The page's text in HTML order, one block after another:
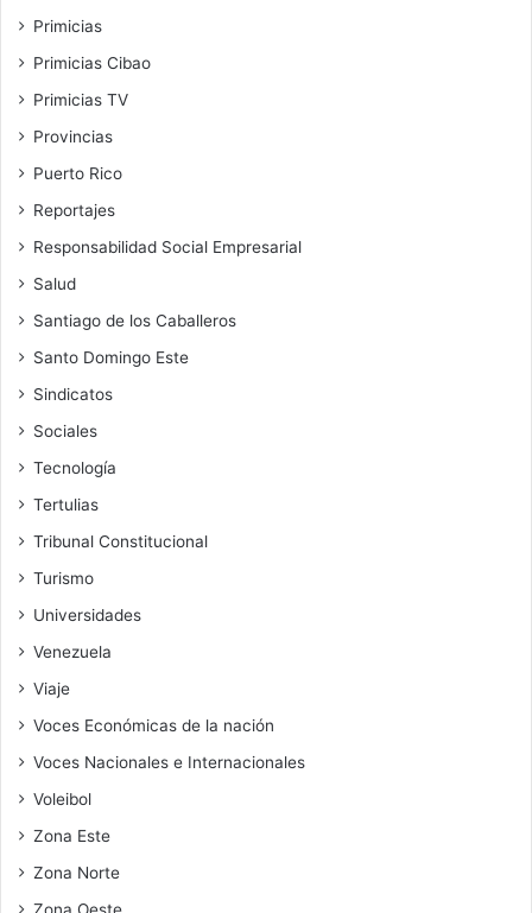
Primicias
Primicias Cibao
Primicias TV
Provincias
Puerto Rico
Reportajes
Responsabilidad Social Empresarial
Salud
Santiago de los Caballeros
Santo Domingo Este
Sindicatos
Sociales
Tecnología
Tertulias
Tribunal Constitucional
Turismo
Universidades
Venezuela
Viaje
Voces Económicas de la nación
Voces Nacionales e Internacionales
Voleibol
Zona Este
Zona Norte